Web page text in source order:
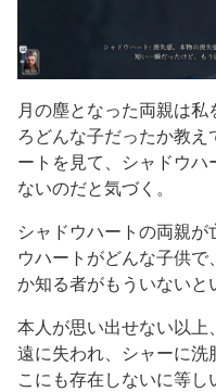
月の塵となった両親は
ろどんな子だったか教
ートを見て、シャドウ
ないのだと気づく。
シャドウハートの両親
ウハートがどんな子供
か知る者がもういないと
本人が思い出せない以
遠に失われ、シャーに
こにも存在しないに等し